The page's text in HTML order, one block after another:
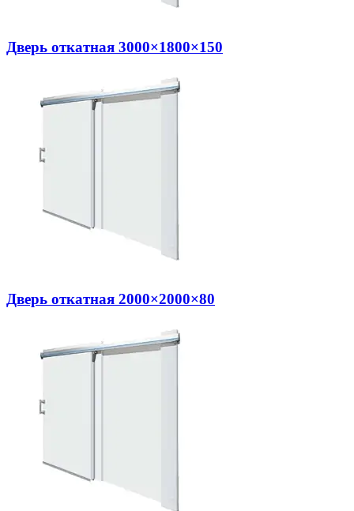
Дверь откатная 3000×1800×150
Дверь откатная 2000×2000×80